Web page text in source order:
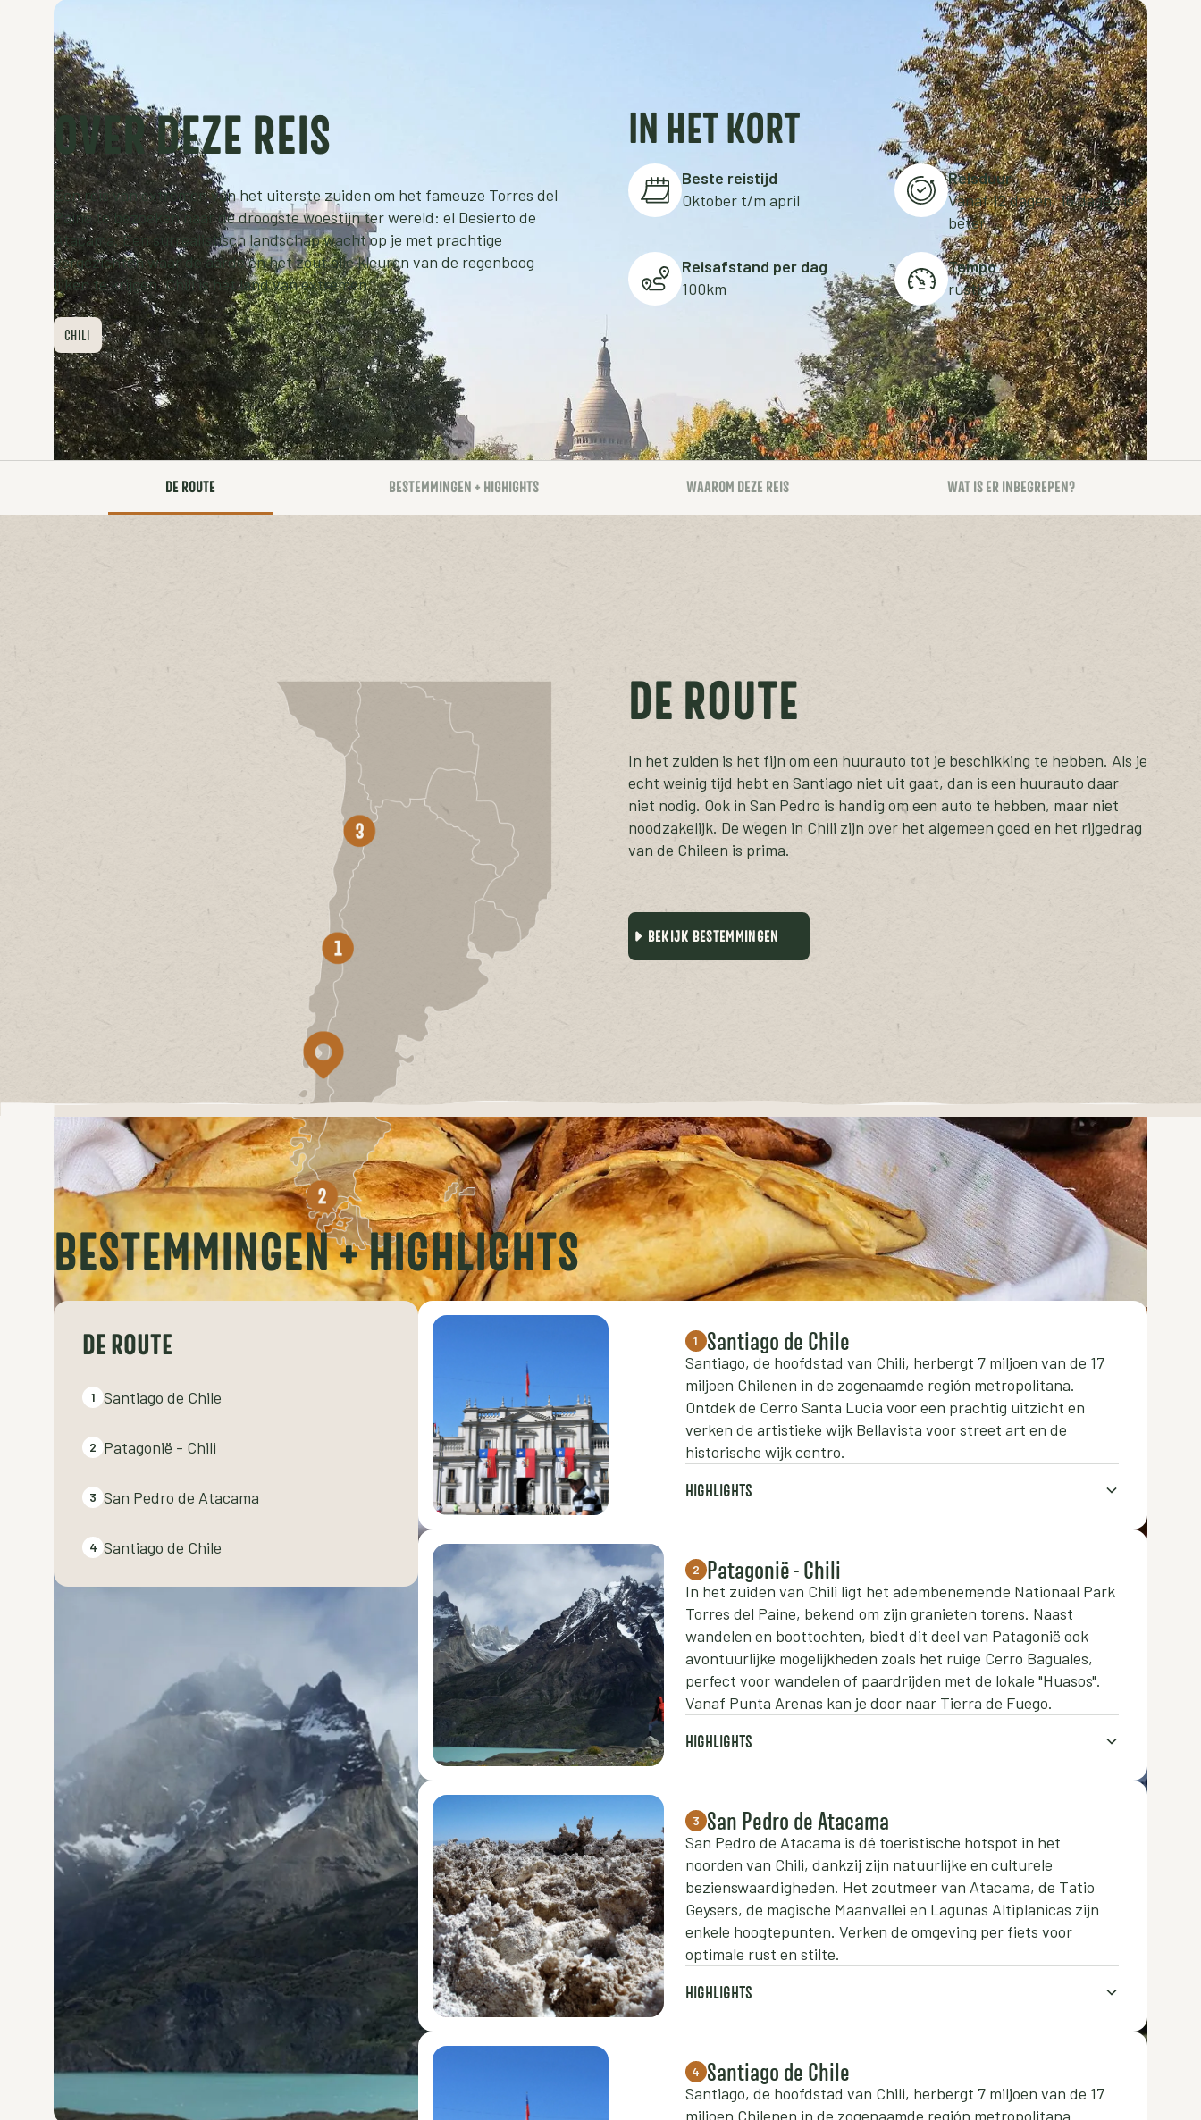
OVER DEZE REIS
Een reis van extremen van het uiterste zuiden om het fameuze Torres del
Paine te bezoeken naar de droogste woestijn ter wereld: el Desierto de
Atacama. Een surrealistisch landschap wacht op je met prachtige
vergezichten waar de aarde en het zout alle kleuren van de regenboog
lijken te krijgen. Chili is hét land van extremen.
CHILI
IN HET KORT
Beste reistijd
Oktober t/m april
Reisduur
Vanaf 12 dagen, 16 dagen is
beter
Reisafstand per dag
100km
Tempo
rustig
DE ROUTE BESTEMMINGEN + HIGHIGHTS WAAROM DEZE REIS WAT IS ER INBEGREPEN?
DE ROUTE
In het zuiden is het fijn om een huurauto tot je beschikking te hebben. Als je
echt weinig tijd hebt en Santiago niet uit gaat, dan is een huurauto daar
niet nodig. Ook in San Pedro is handig om een auto te hebben, maar niet
noodzakelijk. De wegen in Chili zijn over het algemeen goed en het rijgedrag
van de Chileen is prima.
BEKIJK BESTEMMINGEN
BESTEMMINGEN + HIGHLIGHTS
DE ROUTE
1 Santiago de Chile
2 Patagonië - Chili
3 San Pedro de Atacama
4 Santiago de Chile
1 Santiago de Chile
Santiago, de hoofdstad van Chili, herbergt 7 miljoen van de 17
miljoen Chilenen in de zogenaamde región metropolitana.
Ontdek de Cerro Santa Lucia voor een prachtig uitzicht en
verken de artistieke wijk Bellavista voor street art en de
historische wijk centro.
HIGHLIGHTS
2 Patagonië - Chili
In het zuiden van Chili ligt het adembenemende Nationaal Park
Torres del Paine, bekend om zijn granieten torens. Naast
wandelen en boottochten, biedt dit deel van Patagonië ook
avontuurlijke mogelijkheden zoals het ruige Cerro Baguales,
perfect voor wandelen of paardrijden met de lokale "Huasos".
Vanaf Punta Arenas kan je door naar Tierra de Fuego.
HIGHLIGHTS
3 San Pedro de Atacama
San Pedro de Atacama is dé toeristische hotspot in het
noorden van Chili, dankzij zijn natuurlijke en culturele
bezienswaardigheden. Het zoutmeer van Atacama, de Tatio
Geysers, de magische Maanvallei en Lagunas Altiplanicas zijn
enkele hoogtepunten. Verken de omgeving per fiets voor
optimale rust en stilte.
HIGHLIGHTS
4 Santiago de Chile
Santiago, de hoofdstad van Chili, herbergt 7 miljoen van de 17
miljoen Chilenen in de zogenaamde región metropolitana.